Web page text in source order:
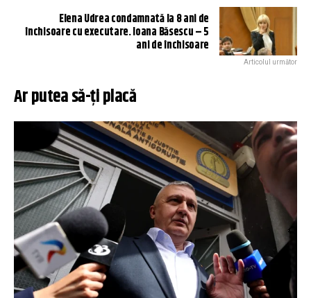
Elena Udrea condamnată la 8 ani de
închisoare cu executare. Ioana Băsescu – 5
ani de închisoare
Articolul următor
Ar putea să-ți placă